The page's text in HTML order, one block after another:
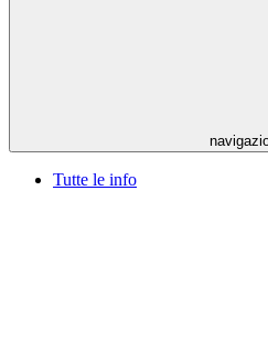
Tutte le info